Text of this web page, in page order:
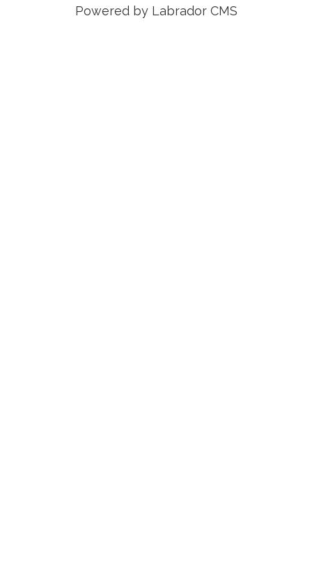
Powered by Labrador CMS